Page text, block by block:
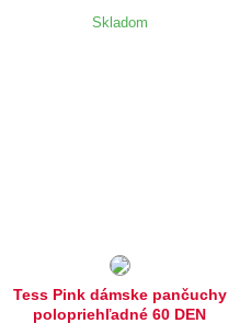
Skladom
Tess Pink dámske pančuchy
polopriehľadné 60 DEN